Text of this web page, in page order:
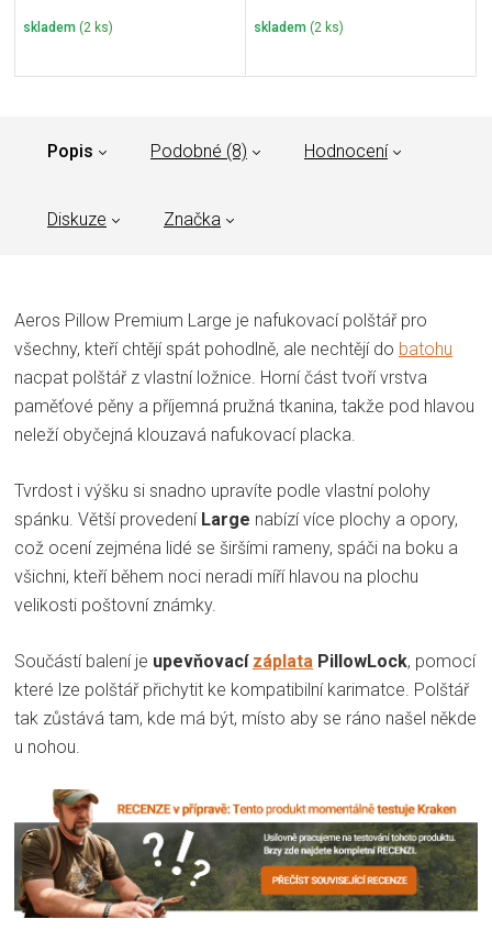
skladem (2 ks)
4 sezoní
skladem (2 ks)
Popis Podobné (8) Hodnocení
Diskuze Značka
Aeros Pillow Premium Large je nafukovací polštář pro
všechny, kteří chtějí spát pohodlně, ale nechtějí do batohu
nacpat polštář z vlastní ložnice. Horní část tvoří vrstva
paměťové pěny a příjemná pružná tkanina, takže pod hlavou
neleží obyčejná klouzavá nafukovací placka.
Tvrdost i výšku si snadno upravíte podle vlastní polohy
spánku. Větší provedení Large nabízí více plochy a opory,
což ocení zejména lidé se širšími rameny, spáči na boku a
všichni, kteří během noci neradi míří hlavou na plochu
velikosti poštovní známky.
Součástí balení je upevňovací záplata PillowLock, pomocí
které lze polštář přichytit ke kompatibilní karimatce. Polštář
tak zůstává tam, kde má být, místo aby se ráno našel někde
u nohou.